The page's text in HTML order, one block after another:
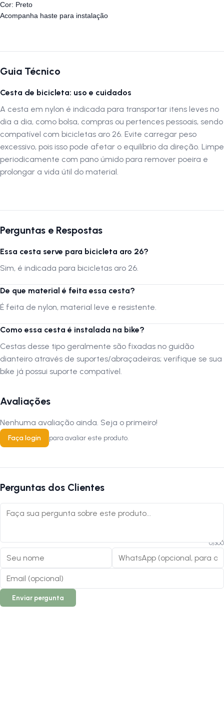
Cor: Preto
Acompanha haste para instalação
Guia Técnico
Cesta de bicicleta: uso e cuidados
A cesta em nylon é indicada para transportar itens leves no
dia a dia, como bolsa, compras ou pertences pessoais, sendo
compatível com bicicletas aro 26. Evite carregar peso
excessivo, pois isso pode afetar o equilíbrio da direção. Limpe
periodicamente com pano úmido para remover poeira e
prolongar a vida útil do material.
Perguntas e Respostas
Essa cesta serve para bicicleta aro 26?
Sim, é indicada para bicicletas aro 26.
De que material é feita essa cesta?
É feita de nylon, material leve e resistente.
Como essa cesta é instalada na bike?
Cestas desse tipo geralmente são fixadas no guidão
dianteiro através de suportes/abraçadeiras; verifique se sua
bike já possui suporte compatível.
Avaliações
Nenhuma avaliação ainda. Seja o primeiro!
Faça login para avaliar este produto.
Perguntas dos Clientes
0/300
Enviar pergunta